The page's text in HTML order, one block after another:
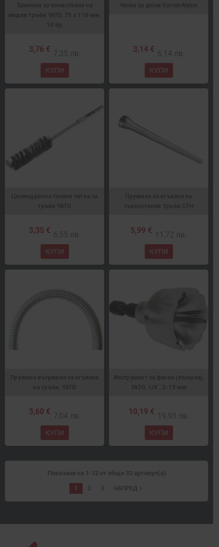
3,76 € 7,35 лв.
КУПИ
3,14 € 6,14 лв.
КУПИ
3,35 € 6,55 лв.
КУПИ
5,99 € 11,72 лв.
КУПИ
3,60 € 7,04 лв.
КУПИ
10,19 € 19,93 лв.
КУПИ
Показани са 1-12 от общо 32 артикул(а)
1 2 3 НАПРЕД